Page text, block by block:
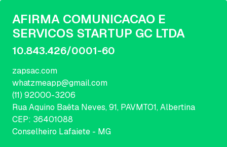
AFIRMA COMUNICACAO E
SERVICOS STARTUP GC LTDA
10.843.426/0001-60
zapsac.com
whatzmeapp@gmail.com
(11) 92000-3206
Rua Aquino Baêta Neves, 91, PAVMTO1, Albertina
CEP: 36401088
Conselheiro Lafaiete - MG